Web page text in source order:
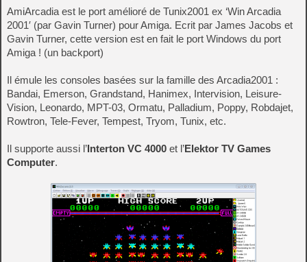
AmiArcadia est le port amélioré de Tunix2001 ex ‘Win Arcadia
2001′ (par Gavin Turner) pour Amiga. Ecrit par James Jacobs et
Gavin Turner, cette version est en fait le port Windows du port
Amiga ! (un backport)
Il émule les consoles basées sur la famille des Arcadia2001 :
Bandai, Emerson, Grandstand, Hanimex, Intervision, Leisure-
Vision, Leonardo, MPT-03, Ormatu, Palladium, Poppy, Robdajet,
Rowtron, Tele-Fever, Tempest, Tryom, Tunix, etc.
Il supporte aussi l’Interton VC 4000 et l’Elektor TV Games
Computer.